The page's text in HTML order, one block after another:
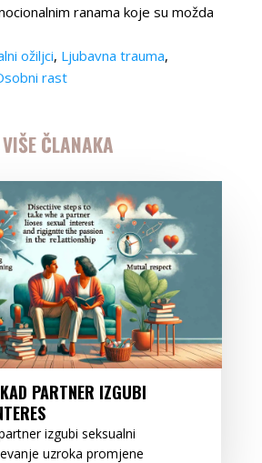
ranama koje su možda
ožiljci, Ljubavna trauma,
rast
VIŠE ČLANAKA
PARTNER IZGUBI
izgubi seksualni
uzroka promjene